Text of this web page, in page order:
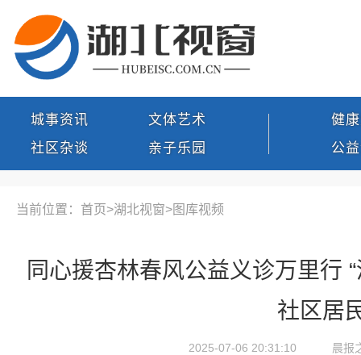
城事资讯
社区杂谈
文体艺术
亲子乐园
健
公
当前位置：首页>湖北视窗>图库视频
同心援杏林春风公益义诊万里行
社区居
2025-07-06 20:31:10 晨报